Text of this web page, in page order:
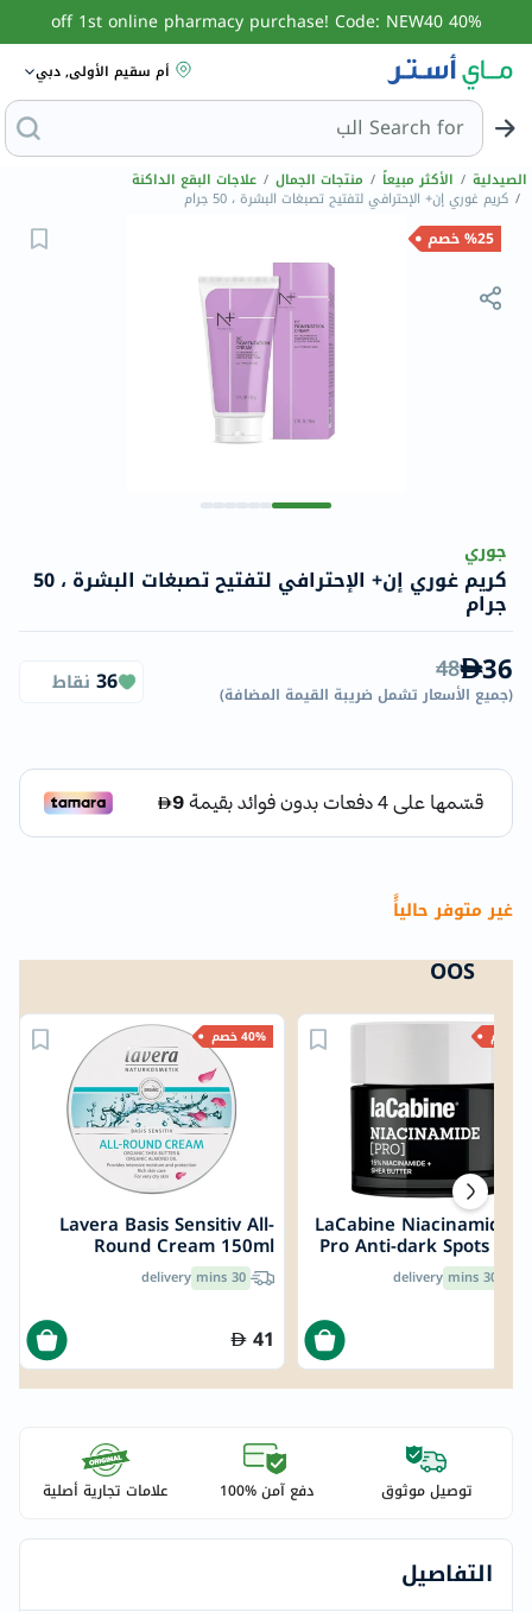
40% off 1st online pharmacy purchase! Code: NEW40
أم سقيم الأولى, دبي
Search for البحث عن مزيل
الصيدلية / الأكثر مبيعاً / منتجات الجمال / علاجات البقع الداكنة
/ كريم غوري إن+ الإحترافي لتفتيح تصبغات البشرة ، 50 جرام
%25 خصم
جوري
كريم غوري إن+ الإحترافي لتفتيح تصبغات البشرة ، 50
جرام
36
48
(جميع الأسعار تشمل ضريبة القيمة المضافة)
36 نقاط
غير متوفر حالياًً
OOS
40% خصم
Lavera Basis Sensitiv All-
Round Cream 150ml
30 mins
delivery
41
LaCabine Niacinamide
Pro Anti-dark Spots
30 mins
delivery
توصيل موثوق دفع آمن %100 علامات تجارية أصلية
التفاصيل